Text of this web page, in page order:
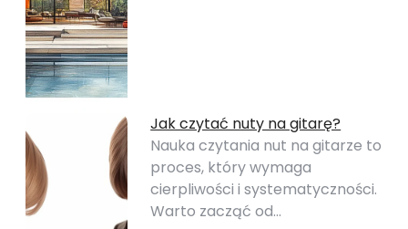
Jak czytać nuty na gitarę?
Nauka czytania nut na gitarze to
proces, który wymaga
cierpliwości i systematyczności.
Warto zacząć od…